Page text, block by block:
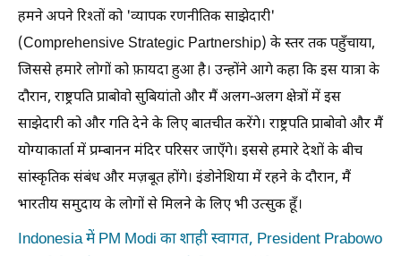
हमने अपने रिश्तों को 'व्यापक रणनीतिक साझेदारी'
(Comprehensive Strategic Partnership) के स्तर तक पहुँचाया,
जिससे हमारे लोगों को फ़ायदा हुआ है। उन्होंने आगे कहा कि इस यात्रा के
दौरान, राष्ट्रपति प्राबोवो सुबियांतो और मैं अलग-अलग क्षेत्रों में इस
साझेदारी को और गति देने के लिए बातचीत करेंगे। राष्ट्रपति प्राबोवो और मैं
योग्याकार्ता में प्रम्बानन मंदिर परिसर जाएँगे। इससे हमारे देशों के बीच
सांस्कृतिक संबंध और मज़बूत होंगे। इंडोनेशिया में रहने के दौरान, मैं
भारतीय समुदाय के लोगों से मिलने के लिए भी उत्सुक हूँ।
Indonesia में PM Modi का शाही स्वागत, President Prabowo